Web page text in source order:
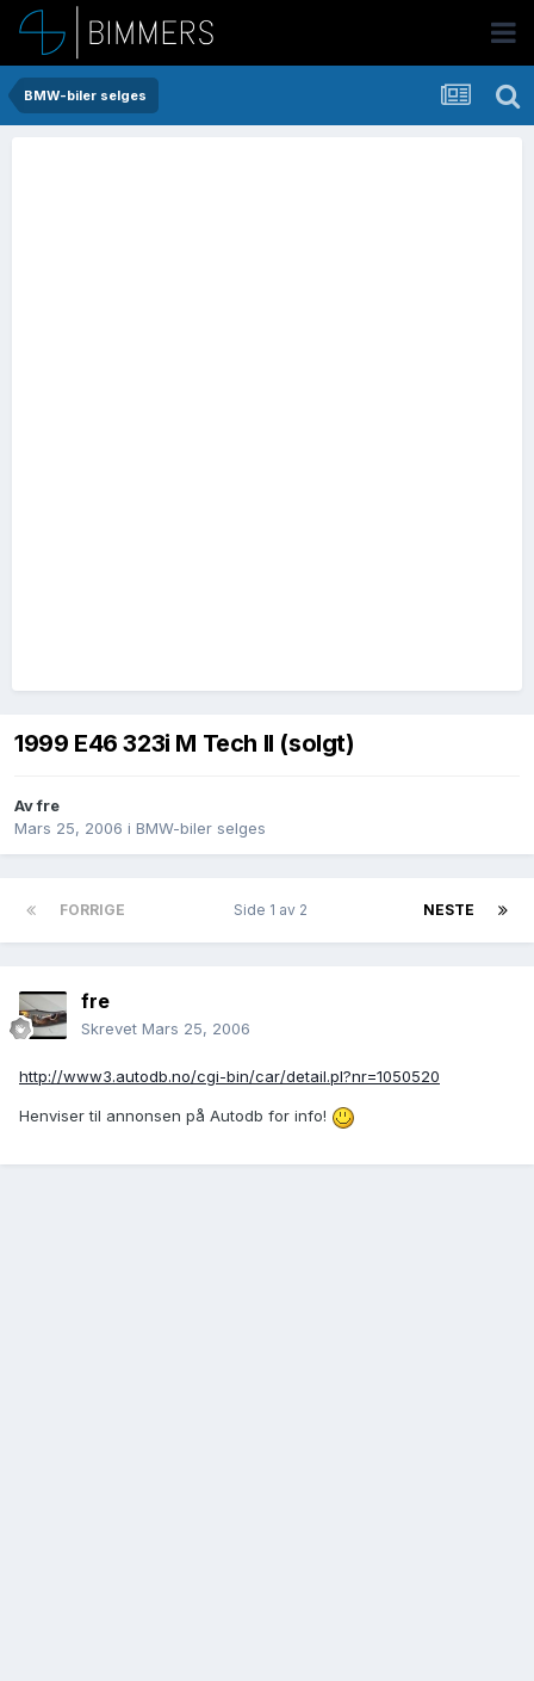
BMW-biler selges
1999 E46 323i M Tech II (solgt)
Avfre
Mars 25, 2006 i BMW-biler selges
FORRIGE NESTE
Side 1 av 2
fre
Skrevet Mars 25, 2006
http://www3.autodb.no/cgi-bin/car/detail.pl?nr=1050520
Henviser til annonsen på Autodb for info!